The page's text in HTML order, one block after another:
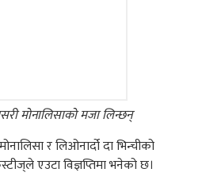
मोनालिसाको मजा लिन्छन्
र लिओनार्दो दा भिन्चीको
एउटा विज्ञप्तिमा भनेको छ।